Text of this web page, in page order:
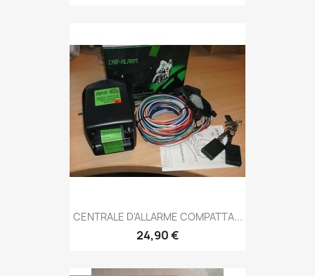
CENTRALE D'ALLARME COMPATTA...
24,90 €